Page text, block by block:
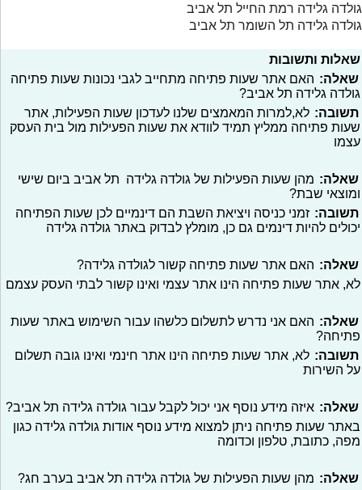
גולדה גלידה רמת החייל תל אביב
גולדה גלידה תל השומר תל אביב
שאלות ותשובות
שאלה: האם אתר שעות פתיחה מתחייב לגבי נכונות שעות פתיחה
גולדה גלידה תל אביב?
תשובה: לא,למרות המאמצים שלנו לעדכון שעות הפעילות, אתר
שעות פתיחה ממליץ תמיד לוודא את שעות הפעילות מול בית העסק
עצמו
שאלה: מהן שעות הפעילות של גולדה גלידה תל אביב ביום שישי
ומוצאי שבת?
תשובה: זמני כניסה ויציאת השבת הם דינמיים לכן שעות הפתיחה
יכולים להיות דינמים גם כן, מומלץ לבדוק באתר גולדה גלידה
שאלה: האם אתר שעות פתיחה קשור לגולדה גלידה?
לא, אתר שעות פתיחה הינו אתר עצמי ואינו קשור לבתי העסק עצמם
שאלה: האם אני נדרש לתשלום כלשהו עבור השימוש באתר שעות
פתיחה?
תשובה: לא, אתר שעות פתיחה הינו אתר חינמי ואינו גובה תשלום
על השירות
שאלה: איזה מידע נוסף אני יכול לקבל עבור גולדה גלידה תל אביב?
באתר שעות פתיחה ניתן למצוא מידע נוסף אודות גולדה גלידה כגון
מפה, כתובת, טלפון וכדומה
שאלה: מהן שעות הפעילות של גולדה גלידה תל אביב בערב חג?